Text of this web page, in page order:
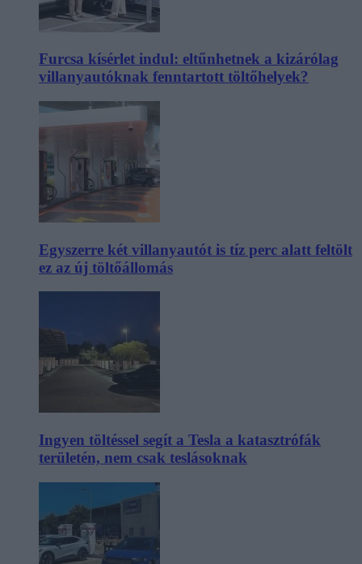
Furcsa kísérlet indul: eltűnhetnek a kizárólag
villanyautóknak fenntartott töltőhelyek?
Egyszerre két villanyautót is tíz perc alatt feltölt
ez az új töltőállomás
Ingyen töltéssel segít a Tesla a katasztrófák
területén, nem csak teslásoknak